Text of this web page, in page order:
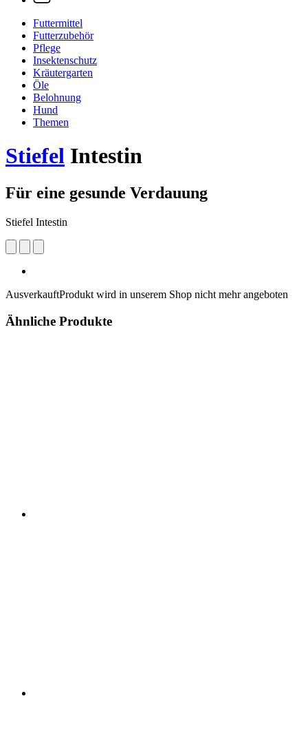
Futtermittel
Futterzubehör
Pflege
Insektenschutz
Kräutergarten
Öle
Belohnung
Hund
Themen
Stiefel Intestin
Für eine gesunde Verdauung
Stiefel Intestin
AusverkauftProdukt wird in unserem Shop nicht mehr angeboten
Ähnliche Produkte